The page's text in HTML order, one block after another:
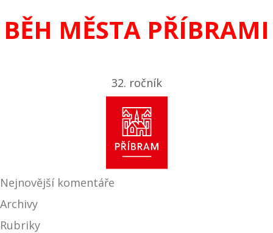
BĚH MĚSTA PŘÍBRAMI
32. ročník
Nejnovější komentáře
Archivy
Rubriky